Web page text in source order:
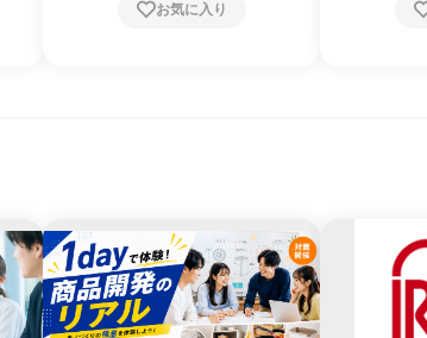
お気に入り